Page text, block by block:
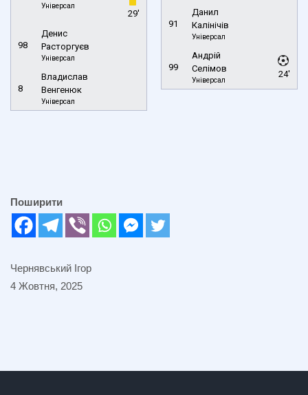
Універсал
29'
98
Денис
Расторгуєв
Універсал
8
Владислав
Венгенюк
Універсал
91
Данил
Калінічів
Універсал
99
Андрій
Селімов
Універсал
24'
Поширити
Чернявський Ігор
4 Жовтня, 2025